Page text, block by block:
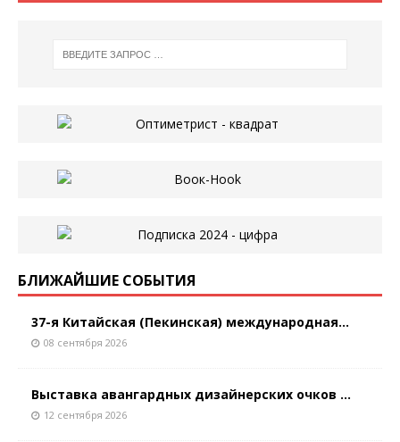
БЛИЖАЙШИЕ СОБЫТИЯ
37-я Китайская (Пекинская) международная...
08 сентября 2026
Выставка авангардных дизайнерских очков ...
12 сентября 2026